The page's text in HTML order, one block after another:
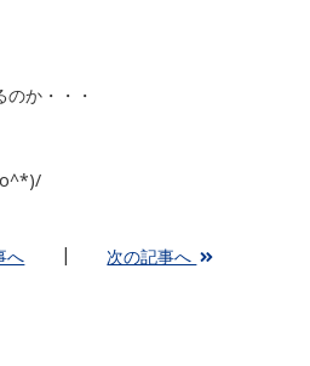
か・・・
へ 次の記事へ